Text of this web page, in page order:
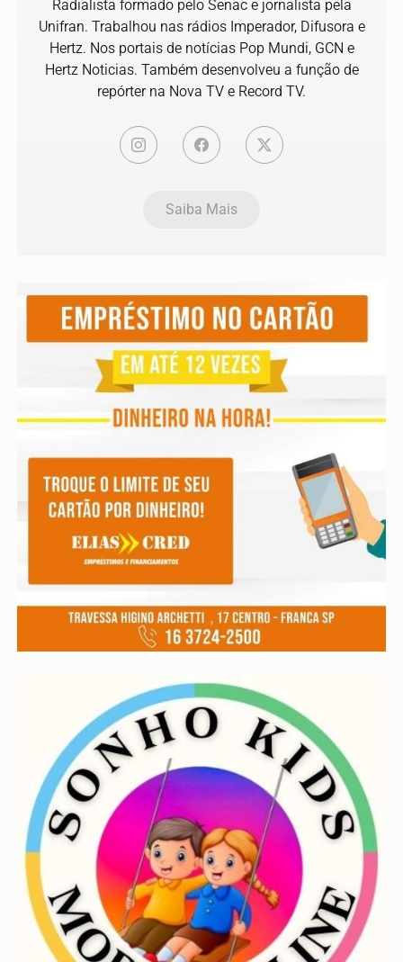
Radialista formado pelo Senac e jornalista pela
Unifran. Trabalhou nas rádios Imperador, Difusora e
Hertz. Nos portais de notícias Pop Mundi, GCN e
Hertz Noticias. Também desenvolveu a função de
repórter na Nova TV e Record TV.
Saiba Mais